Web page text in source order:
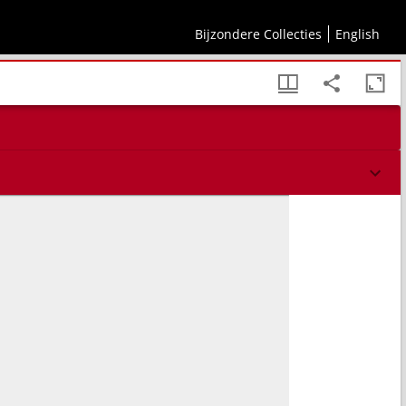
Bijzondere Collecties English
nebst angrenzenden Theilen von Oesterreich, Russland, und Vorderindien